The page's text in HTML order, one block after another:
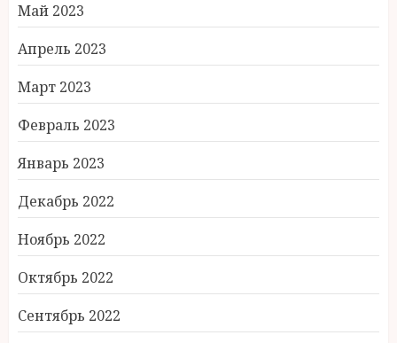
Май 2023
Апрель 2023
Март 2023
Февраль 2023
Январь 2023
Декабрь 2022
Ноябрь 2022
Октябрь 2022
Сентябрь 2022